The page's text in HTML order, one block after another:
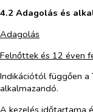
4.2 Adagolás és
Adagolás
Felnőttek és 12 éven
Indikációtól függően a
alkalmazandó.
A kezelés időtartama